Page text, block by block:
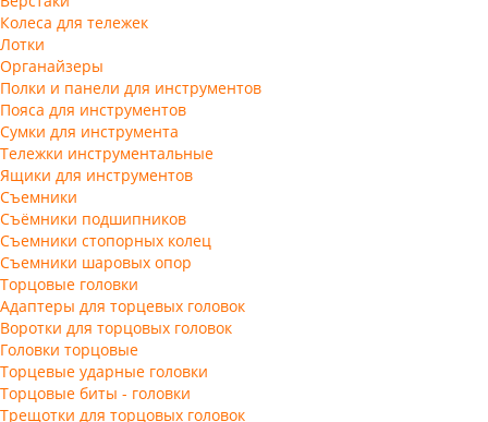
Колеса для тележек
Лотки
Органайзеры
Полки и панели для инструментов
Пояса для инструментов
Сумки для инструмента
Тележки инструментальные
Ящики для инструментов
Съемники
Съёмники подшипников
Съемники стопорных колец
Съемники шаровых опор
Торцовые головки
Адаптеры для торцевых головок
Воротки для торцовых головок
Головки торцовые
Торцевые ударные головки
Торцовые биты - головки
Трещотки для торцовых головок